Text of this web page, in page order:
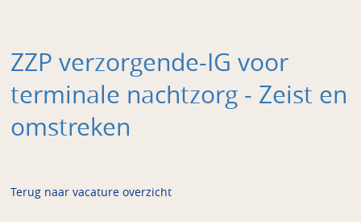
ZZP verzorgende-IG voor
terminale nachtzorg - Zeist en
omstreken
Terug naar vacature overzicht